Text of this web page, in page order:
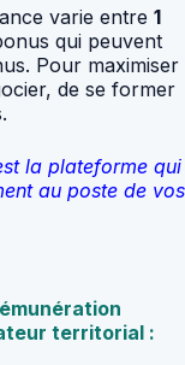
varie entre 1
qui peuvent
Pour maximiser
de se former
la plateforme qui
au poste de vos
territorial :